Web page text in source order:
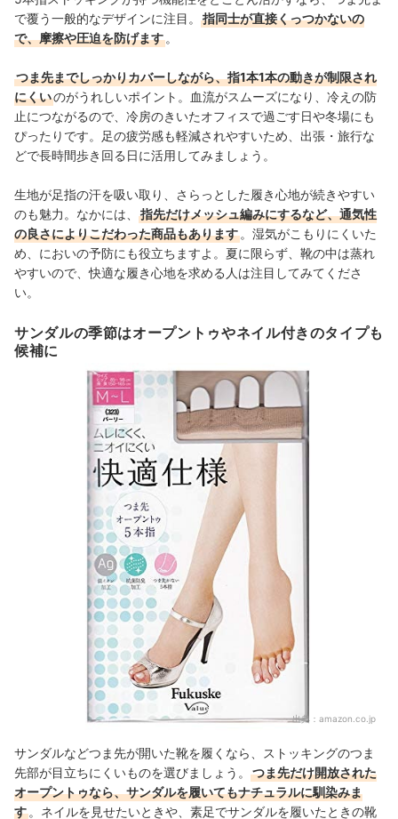
で覆う一般的なデザインに注目。
指同士が直接くっつかないの
で、摩擦や圧迫を防げます 。
つま先までしっかりカバーしながら、指1本1本の動きが制限され
にくいのがうれしいポイント。血流がスムーズになり、冷えの防
止につながるので、冷房のきいたオフィスで過ごす日や冬場にも
ぴったりです。足の疲労感も軽減されやすいため、出張・旅行な
どで長時間歩き回る日に活用してみましょう。
生地が足指の汗を吸い取り、さらっとした履き心地が続きやすい
のも魅力。なかには、
指先だけメッシュ編みにするなど、通気性
の良さによりこだわった商品もあります 。 湿気がこもりにくいた
め、においの予防にも役立ちますよ。 夏に限らず、靴の中は蒸れ
やすいので、快適な履き心地を求める人は注目してみてくださ
い。
サンダルの季節はオープントゥやネイル付きのタイプも
候補に
出典： amazon.co.jp
サンダルなどつま先が開いた靴を履くなら、ストッキングのつま
先部が目立ちにくいものを選びましょう。
つま先だけ開放された
オープントゥなら、サンダルを履いてもナチュラルに馴染みま
す 。ネイルを見せたいときや、素足でサンダルを履いたときの靴